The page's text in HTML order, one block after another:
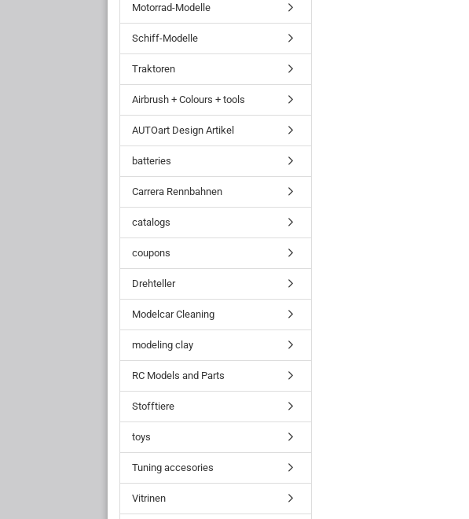
Motorrad-Modelle
Schiff-Modelle
Traktoren
Airbrush + Colours + tools
AUTOart Design Artikel
batteries
Carrera Rennbahnen
catalogs
coupons
Drehteller
Modelcar Cleaning
modeling clay
RC Models and Parts
Stofftiere
toys
Tuning accesories
Vitrinen